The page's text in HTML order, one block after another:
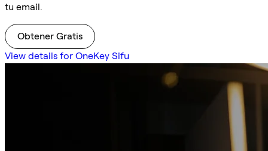
tu email.
Obtener Gratis
View details for OneKey Sifu